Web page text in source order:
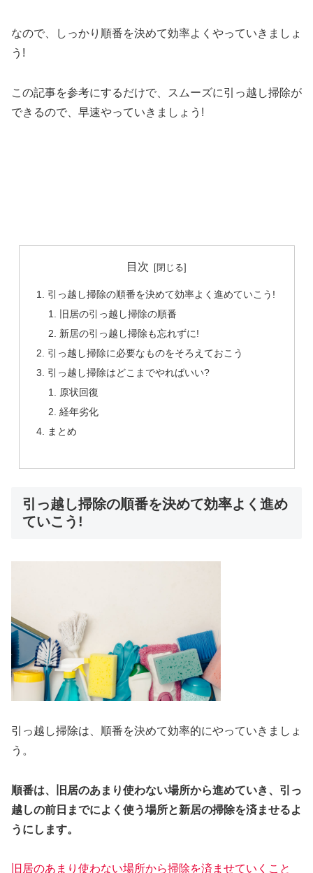
なので、しっかり順番を決めて効率よくやっていきましょ
う!
この記事を参考にするだけで、スムーズに引っ越し掃除が
できるので、早速やっていきましょう!
目次
引っ越し掃除の順番を決めて効率よく進めていこう!
旧居の引っ越し掃除の順番
新居の引っ越し掃除も忘れずに!
引っ越し掃除に必要なものをそろえておこう
引っ越し掃除はどこまでやればいい?
原状回復
経年劣化
まとめ
引っ越し掃除の順番を決めて効率よく進め
ていこう!
引っ越し掃除は、順番を決めて効率的にやっていきましょ
う。
順番は、旧居のあまり使わない場所から進めていき、引っ
越しの前日までによく使う場所と新居の掃除を済ませるよ
うにします。
旧居のあまり使わない場所から掃除を済ませていくこと